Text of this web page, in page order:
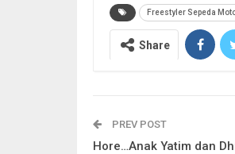
Freestyler Sepeda
Share
PREV POST
Hore…Anak Yatim dan